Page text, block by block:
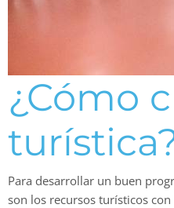
¿Cómo
Para desarrollar un buen
son los recursos turísticos